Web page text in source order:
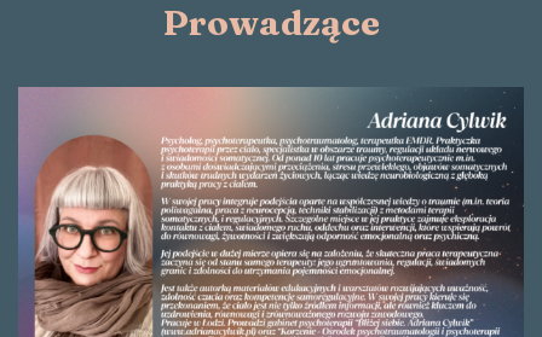
Prowadzące